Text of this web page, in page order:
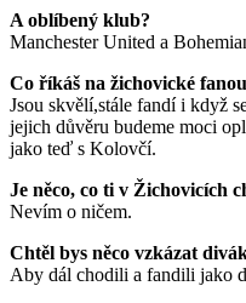
A oblíbený klub?
Manchester United a
Co říkáš na žichovické
Jsou skvělí,stále fandí i když
jejich důvěru budeme moci
jako teď s Kolovčí.
Je něco, co ti v Žichovicích
Nevím o ničem.
Chtěl bys něco vzkázat
Aby dál chodili a fandili jako